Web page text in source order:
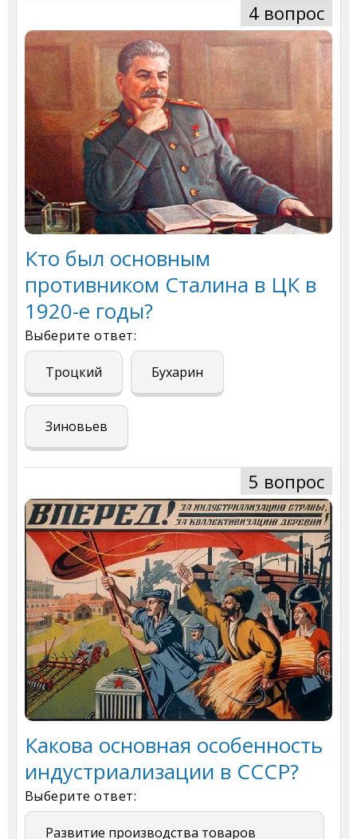
4 вопрос
Кто был основным
противником Сталина в ЦК в
1920-е годы?
Выберите ответ:
Троцкий Бухарин
Зиновьев
5 вопрос
Какова основная особенность
индустриализации в СССР?
Выберите ответ:
Развитие производства товаров